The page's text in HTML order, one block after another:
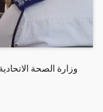
وزارة الصحة